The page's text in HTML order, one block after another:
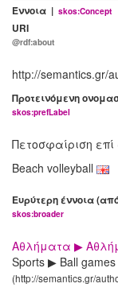
Έννοια | skos:Concept
URI
@rdf:about
http://semantics.gr/
Προτεινόμενη
skos:prefLabel
Πετοσφαίριση
Beach volleyball
Ευρύτερη έννοια
skos:broader
Αθλήματα ▶
Sports ▶ Ball games
(http://semantics.gr/